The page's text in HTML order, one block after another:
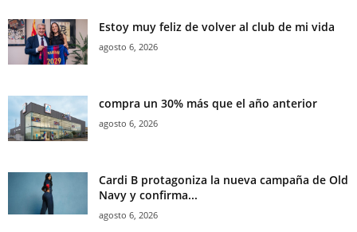
Estoy muy feliz de volver al club de mi vida
agosto 6, 2026
compra un 30% más que el año anterior
agosto 6, 2026
Cardi B protagoniza la nueva campaña de Old
Navy y confirma...
agosto 6, 2026